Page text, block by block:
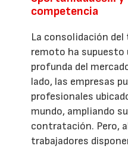
competencia
La consolidación
remoto ha
profunda del
lado, las empresas
profesionales
mundo, ampliando
contratación. Pero,
trabajadores